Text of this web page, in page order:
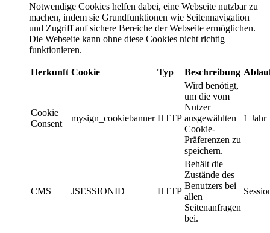
Notwendige Cookies helfen dabei, eine Webseite nutzbar zu
machen, indem sie Grundfunktionen wie Seitennavigation
und Zugriff auf sichere Bereiche der Webseite ermöglichen.
Die Webseite kann ohne diese Cookies nicht richtig
funktionieren.
Herkunft Cookie Typ Beschreibung
Cookie
Consent
mysign_cookiebanner HTTP
Wird benötigt,
um die vom
Nutzer
ausgewählten
Cookie-
Präferenzen zu
speichern.
1 Jahr
CMS JSESSIONID HTTP
Behält die
Zustände des
Benutzers bei
allen
Seitenanfragen
bei.